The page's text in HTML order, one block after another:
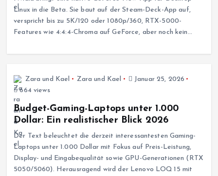
Linux in die Beta. Sie baut auf der Steam-Deck-App auf,
verspricht bis zu 5K/120 oder 1080p/360, RTX-5000-
Features wie 4:4:4-Chroma auf GeForce, aber noch kein…
Zara und Kael Zara und Kael
Januar 25, 2026
664 views
Budget-Gaming-Laptops unter 1.000
Dollar: Ein realistischer Blick 2026
Der Text beleuchtet die derzeit interessantesten Gaming-
Laptops unter 1.000 Dollar mit Fokus auf Preis-Leistung,
Display- und Eingabequalität sowie GPU-Generationen (RTX
5050/5060). Herausragend wird der Lenovo LOQ 15 mit